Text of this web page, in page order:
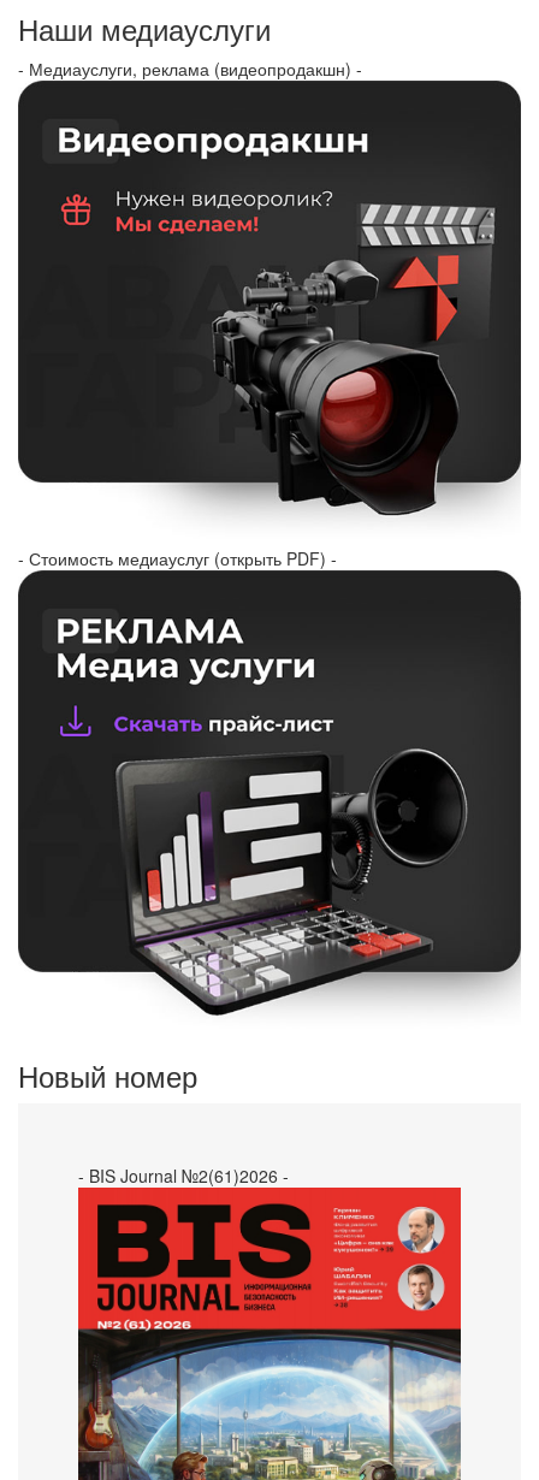
Наши медиауслуги
- Медиауслуги, реклама (видеопродакшн) -
- Стоимость медиауслуг (открыть PDF) -
Новый номер
- BIS Journal №2(61)2026 -